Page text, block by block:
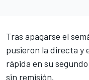
Tras apagarse el
pusieron la directa y
rápida en su
sin remisión.